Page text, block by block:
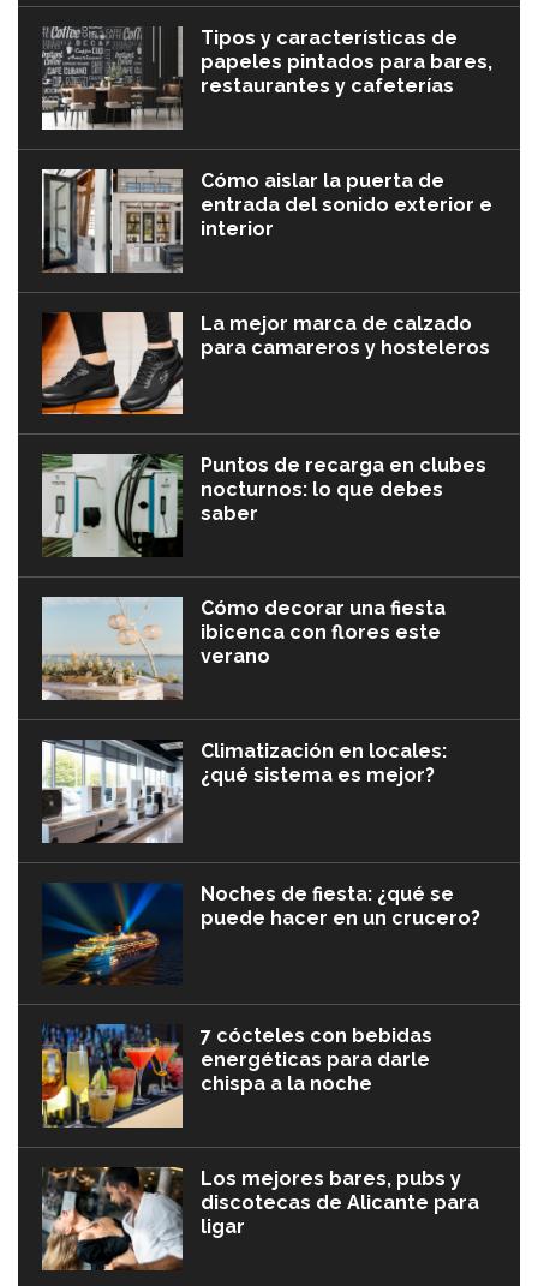
Tipos y características de
papeles pintados para bares,
restaurantes y cafeterías
Cómo aislar la puerta de
entrada del sonido exterior e
interior
La mejor marca de calzado
para camareros y hosteleros
Puntos de recarga en clubes
nocturnos: lo que debes
saber
Cómo decorar una fiesta
ibicenca con flores este
verano
Climatización en locales:
¿qué sistema es mejor?
Noches de fiesta: ¿qué se
puede hacer en un crucero?
7 cócteles con bebidas
energéticas para darle
chispa a la noche
Los mejores bares, pubs y
discotecas de Alicante para
ligar